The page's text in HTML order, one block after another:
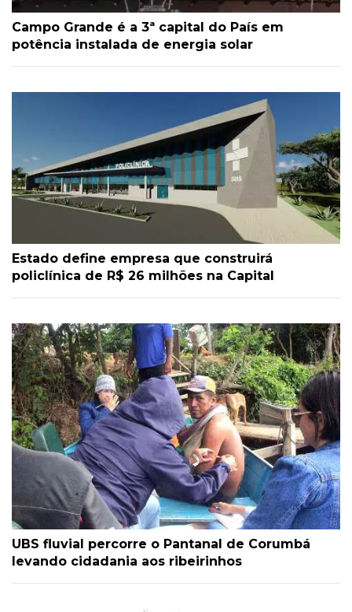
Campo Grande é a 3ª capital do País em
potência instalada de energia solar
Estado define empresa que construirá
policlínica de R$ 26 milhões na Capital
UBS fluvial percorre o Pantanal de Corumbá
levando cidadania aos ribeirinhos